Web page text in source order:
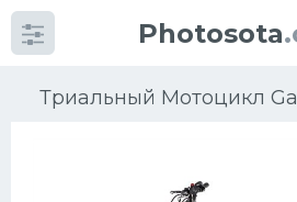
Photosota
Триальный Мотоцикл